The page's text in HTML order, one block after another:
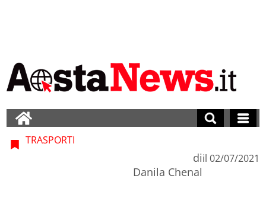
TRASPORTI
di
Danila Chenal
il 02/07/2021